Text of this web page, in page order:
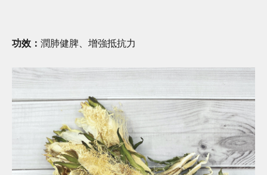
功效： 潤肺健脾、增強抵抗力